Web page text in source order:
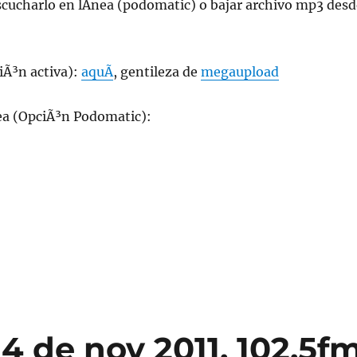
en lÃ­nea (podomatic) o bajar archivo mp3
activa): aquÃ­, gentileza de megaupload
(OpciÃ³n Podomatic):
de nov 2011,